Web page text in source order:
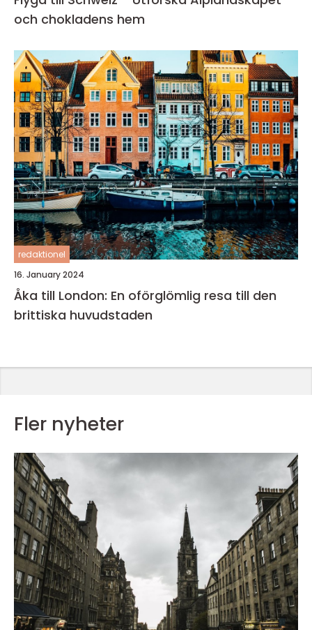
och chokladens hem
redaktionel
16. January 2024
Åka till London: En oförglömlig resa till den
brittiska huvudstaden
Fler nyheter